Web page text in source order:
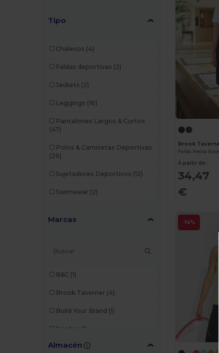
Tipo
Chalecos (4)
Faldas deportivas (2)
Jackets (2)
Leggings (16)
Pantalones Largos & Cortos
(47)
Polos & Camisetas Deportivas
(26)
Sujetadores Deportivos (12)
Swimwear (2)
Marcas
B&C (1)
Brook Taverner (4)
Build Your Brand (1)
Egotier (1)
JHK (4)
Almacén
Brook
A partir de:
34,47
€
-14%